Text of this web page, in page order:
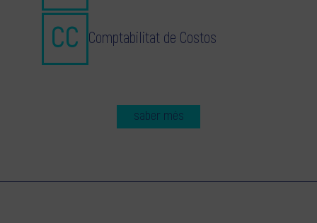
Comptabilitat de Costos
saber més